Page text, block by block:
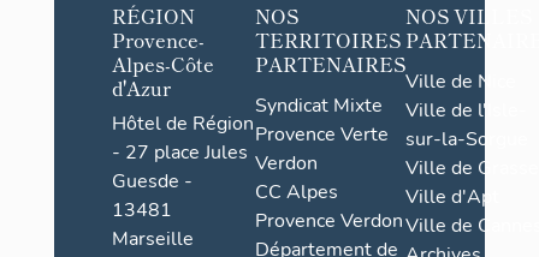
RÉGION
Provence-
Alpes-Côte
d'Azur
Hôtel de Région
- 27 place Jules
Guesde -
13481
Marseille
NOS
TERRITOIRES
PARTENAIRES
Syndicat Mixte
Provence Verte
Verdon
CC Alpes
Provence Verdon
Département de
NOS VILLES
Ville de Nice
Ville de l'Isle-
sur-la-Sorgue
Ville de Grasse
Ville d'Apt
Ville de